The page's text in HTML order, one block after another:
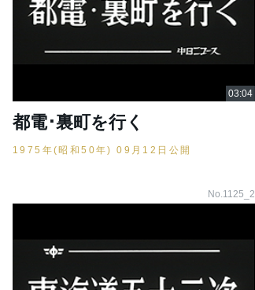
都電･裏町を行く
1975年(昭和50年) 09月12日公開
No.1125_2